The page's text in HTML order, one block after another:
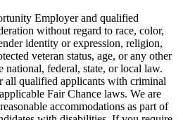
Employer and qualified
without regard to race, color,
identity or expression, religion,
veteran status, age, or any other
national, federal, state, or local law.
all qualified applicants with criminal
Fair Chance laws. We are
accommodations as part of